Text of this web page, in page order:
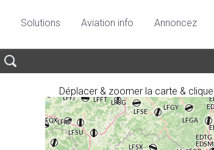
Solutions Aviation info Annoncez
Déplacer & zoomer la carte &